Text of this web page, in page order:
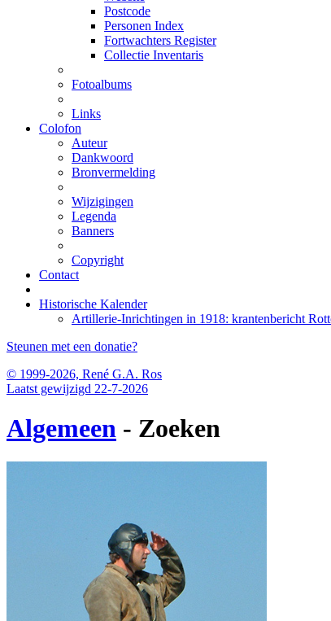
Postcode
Personen Index
Fortwachters Register
Collectie Inventaris
Fotoalbums
Links
Colofon
Auteur
Dankwoord
Bronvermelding
Wijzigingen
Legenda
Banners
Copyright
Contact
Historische Kalender
Artillerie-Inrichtingen in 1918: krantenbericht
Steunen met een donatie?
© 1999-2026, René G.A. Ros
Laatst gewijzigd 22-7-2026
Algemeen - Zoeken